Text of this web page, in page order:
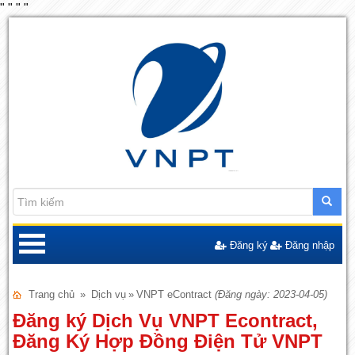
" " " "
Đăng ký Đăng nhập
Trang chủ » Dịch vụ » VNPT eContract (Đăng ngày: 2023-04-05)
Đăng ký Dịch Vụ VNPT Econtract,
Đăng Ký Hợp Đồng Điện Tử VNPT